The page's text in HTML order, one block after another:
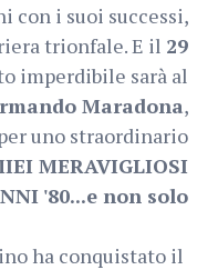
con i suoi successi,
trionfale. E il 29
imperdibile sarà al
Maradona,
uno straordinario
MERAVIGLIOSI
'80...e non solo!"
ha conquistato il